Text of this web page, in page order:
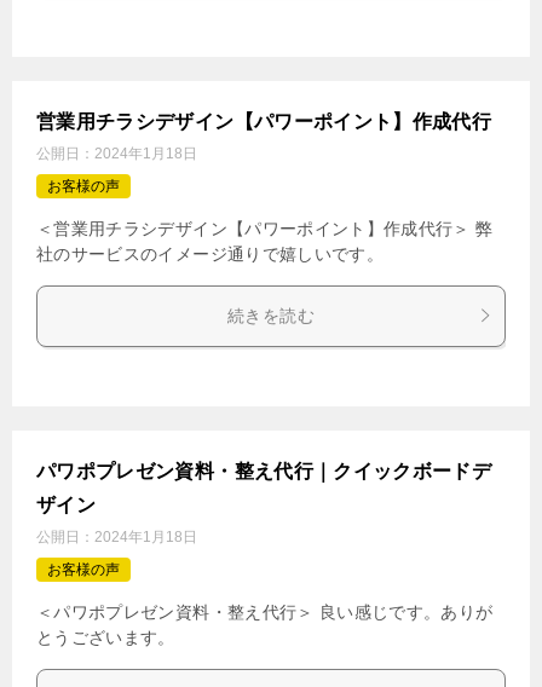
営業用チラシデザイン【パワーポイント】作成代行
公開日： 2024年1月18日
お客様の声
＜営業用チラシデザイン【パワーポイント】作成代行＞ 弊
社のサービスのイメージ通りで嬉しいです。
続きを読む
パワポプレゼン資料・整え代行｜クイックボードデ
ザイン
公開日： 2024年1月18日
お客様の声
＜パワポプレゼン資料・整え代行＞ 良い感じです。ありが
とうございます。